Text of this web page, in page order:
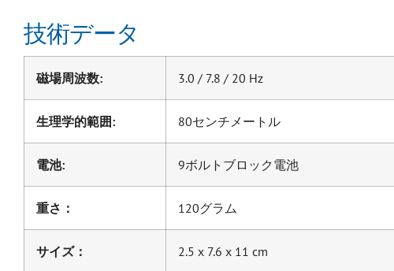
技術データ
磁場周波数: 3.0 / 7.8 / 20 Hz
生理学的範囲: 80センチメートル
電池: 9ボルトブロック電池
重さ： 120グラム
サイズ： 2.5 x 7.6 x 11 cm